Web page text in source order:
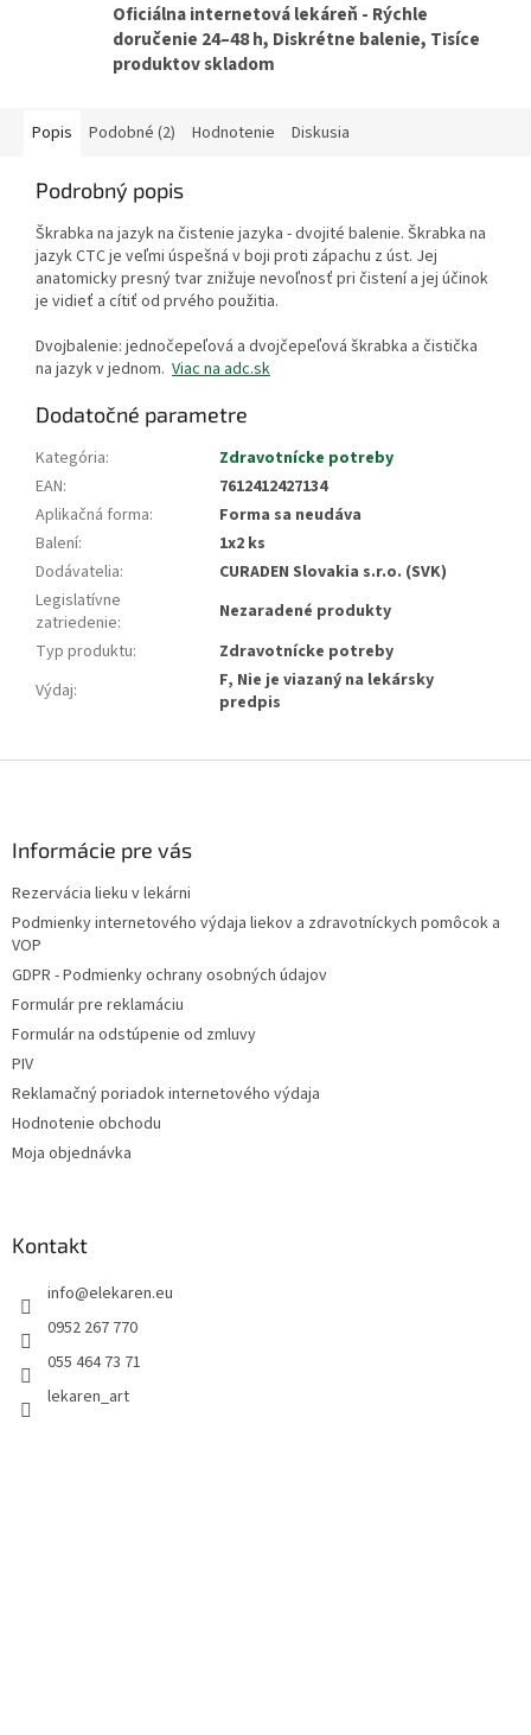
Oficiálna internetová lekáreň - Rýchle
doručenie 24–48 h, Diskrétne balenie, Tisíce
produktov skladom
Popis Podobné (2) Hodnotenie Diskusia
Podrobný popis
Škrabka na jazyk na čistenie jazyka - dvojité balenie. Škrabka na
jazyk CTC je veľmi úspešná v boji proti zápachu z úst. Jej
anatomicky presný tvar znižuje nevoľnosť pri čistení a jej účinok
je vidieť a cítiť od prvého použitia.
Dvojbalenie: jednočepeľová a dvojčepeľová škrabka a čistička
na jazyk v jednom. Viac na adc.sk
Dodatočné parametre
Kategória:
Zdravotnícke potreby
EAN:
7612412427134
Aplikačná forma:
Forma sa neudáva
Balení:
1x2 ks
Dodávatelia:
CURADEN Slovakia s.r.o. (SVK)
Legislatívne
zatriedenie:
Nezaradené produkty
Typ produktu:
Zdravotnícke potreby
Výdaj:
F, Nie je viazaný na lekársky
predpis
Informácie pre vás
Rezervácia lieku v lekárni
Podmienky internetového výdaja liekov a zdravotníckych pomôcok a
VOP
GDPR - Podmienky ochrany osobných údajov
Formulár pre reklamáciu
Formulár na odstúpenie od zmluvy
PIV
Reklamačný poriadok internetového výdaja
Hodnotenie obchodu
Moja objednávka
Kontakt
info@elekaren.eu
0952 267 770
055 464 73 71
lekaren_art